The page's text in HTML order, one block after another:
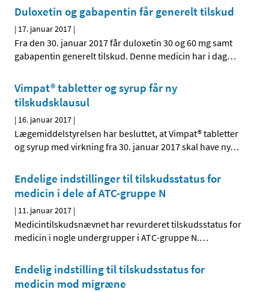
Duloxetin og gabapentin får generelt tilskud
| 17. januar 2017 |
Fra den 30. januar 2017 får duloxetin 30 og 60 mg samt
gabapentin generelt tilskud. Denne medicin har i dag…
Vimpat® tabletter og syrup får ny
tilskudsklausul
| 16. januar 2017 |
Lægemiddelstyrelsen har besluttet, at Vimpat® tabletter
og syrup med virkning fra 30. januar 2017 skal have ny…
Endelige indstillinger til tilskudsstatus for
medicin i dele af ATC-gruppe N
| 11. januar 2017 |
Medicintilskudsnævnet har revurderet tilskudsstatus for
medicin i nogle undergrupper i ATC-gruppe N.…
Endelig indstilling til tilskudsstatus for
medicin mod migræne